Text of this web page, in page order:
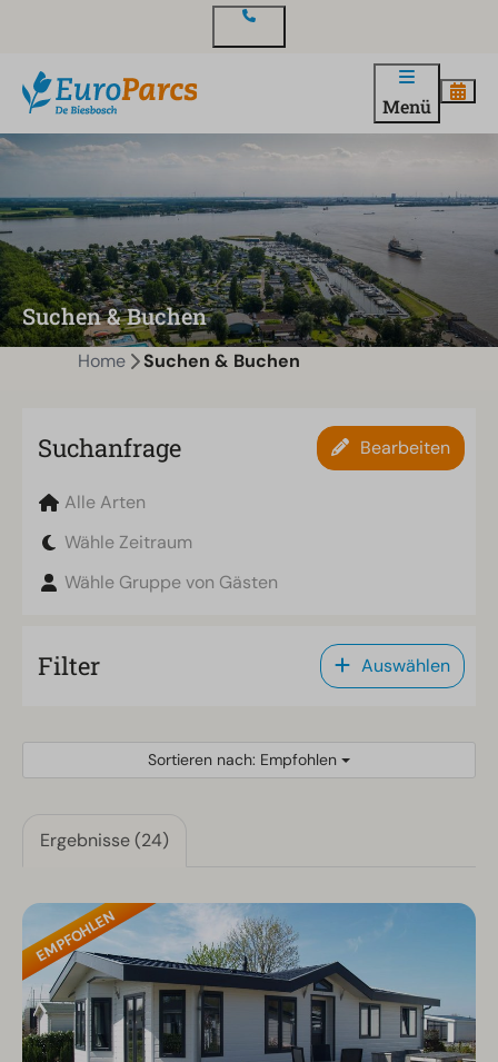
Menü
Suchen & Buchen
Home Suchen & Buchen
Suchanfrage Bearbeiten
Alle Arten
Wähle Zeitraum
Wähle Gruppe von Gästen
Filter Auswählen
Sortieren nach: Empfohlen
Ergebnisse (24)
EMPFOHLEN